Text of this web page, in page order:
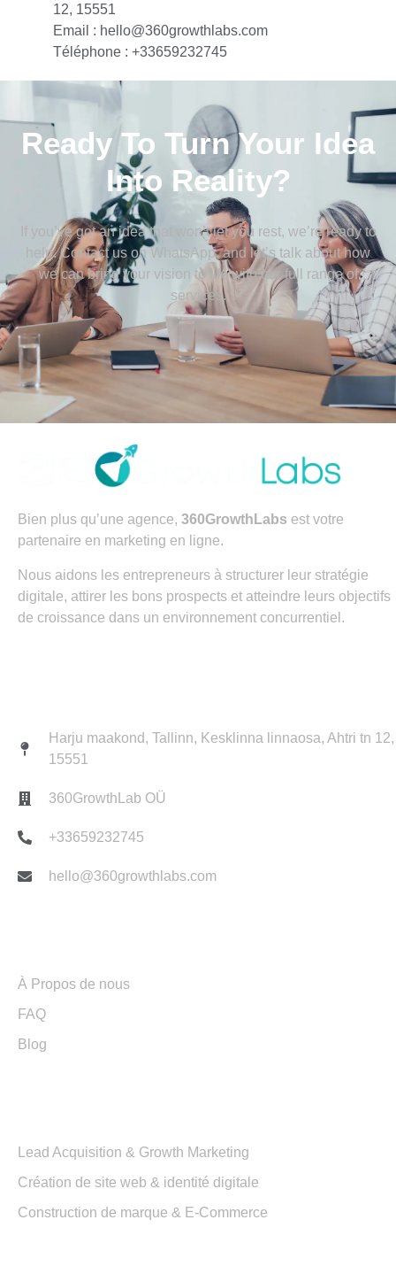
12, 15551
Email : hello@360growthlabs.com
Téléphone : +33659232745
Ready To Turn Your Idea
Into Reality?
If you’ve got an idea that won’t let you rest, we’re ready to
help. Contact us on WhatsApp, and let’s talk about how
we can bring your vision to life with our full range of
services.
Bien plus qu’une agence, 360GrowthLabs est votre
partenaire en marketing en ligne.
Nous aidons les entrepreneurs à structurer leur stratégie
digitale, attirer les bons prospects et atteindre leurs objectifs
de croissance dans un environnement concurrentiel.
Harju maakond, Tallinn, Kesklinna linnaosa, Ahtri tn 12,
15551
360GrowthLab OÜ
+33659232745
hello@360growthlabs.com
À Propos de nous
FAQ
Blog
Lead Acquisition & Growth Marketing
Création de site web & identité digitale
Construction de marque & E-Commerce